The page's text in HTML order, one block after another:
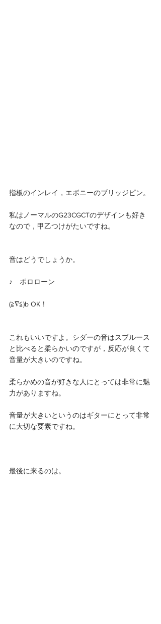
指板のインレイ，エボニーのブリッジピン。
私はノーマルのG23CGCTのデザインも好き
なので，甲乙つけがたいですね。
音はどうでしょうか。
♪　ポロローン
(≧∇≦)b OK！
これもいいですよ。シダーの音はスプルース
と比べると柔らかいのですが，反応が良くて
音量が大きいのですね。
柔らかめの音が好きな人にとっては非常に魅
力がありますね。
音量が大きいというのはギターにとって非常
に大切な要素ですね。
最後に来るのは。